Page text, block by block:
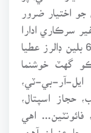
جو اختيار ضرور
سرڪاري ادارا
خدمت جي ڪمن ۾ رُڌل آهن. هر سال 600 بلين ڊالرز عطيا
گهٽ خوشنما
آر-بي-ٽي،
حجاز اسپتال،
اهي
جا عنوان آهن.